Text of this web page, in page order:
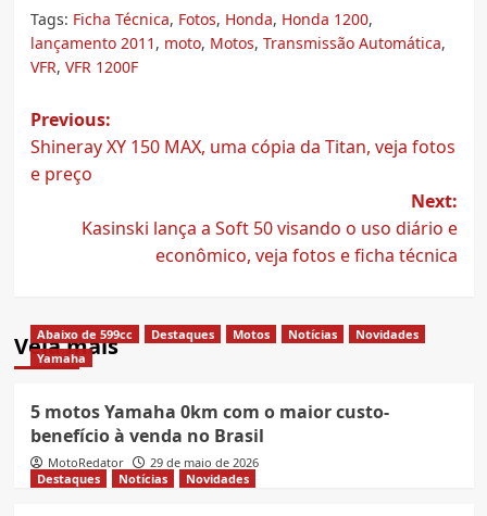
Tags: Ficha Técnica, Fotos, Honda, Honda 1200,
lançamento 2011 , moto, Motos, Transmissão Automática,
VFR, VFR 1200F
Post
navigation
Previous:
Shineray XY 150 MAX, uma cópia da Titan, veja fotos
e preço
Next:
Kasinski lança a Soft 50 visando o uso diário e
econômico, veja fotos e ficha técnica
Veja mais
Abaixo de 599cc Destaques Motos Notícias
Novidades
Yamaha
5 motos Yamaha 0km com o maior custo-
benefício à venda no Brasil
MotoRedator
29 de maio de 2026
Destaques
Notícias Novidades